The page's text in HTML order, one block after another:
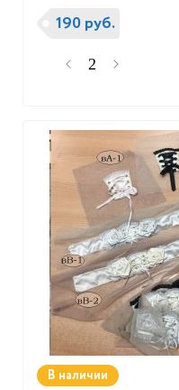
190 руб.
В наличии